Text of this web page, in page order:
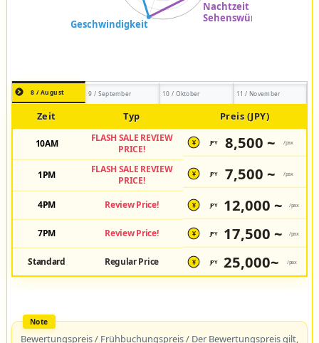
8 / August 9 / September 10 / Oktober 11 / November
Zeit Typ Preis (JPY)
10AM
FLASH SALE REVIEW
PRICE!
¥ JPY 8,500 ~ /pax
1PM
FLASH SALE REVIEW
PRICE!
¥ JPY 7,500 ~ /pax
4PM Review Price! ¥ JPY 12,000 ~ /pax
7PM Review Price! ¥ JPY 17,500 ~ /pax
Standard Regular Price ¥ JPY 25,000~ /pax
Bewertungspreis / Frühbuchungspreis / Der Bewertungspreis gilt,